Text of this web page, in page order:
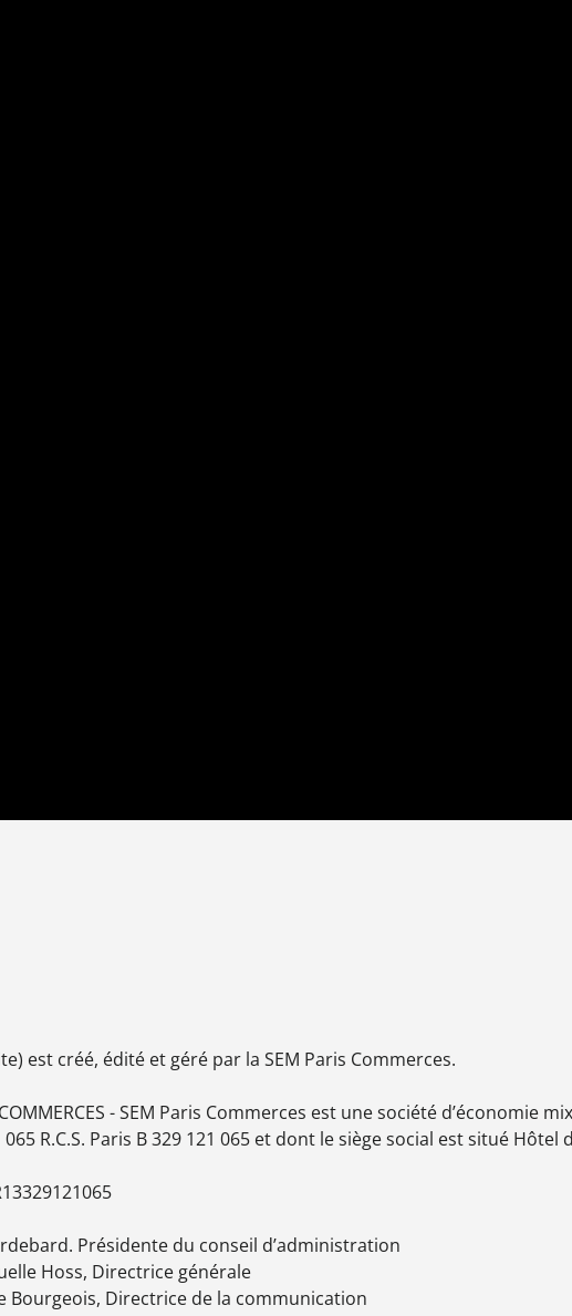
est créé, édité et géré par la SEM Paris Commerces.
COMMERCES - SEM Paris Commerces est une société
R.C.S. Paris B 329 121 065 et dont le siège social est situé
Présidente du conseil d’administration
Hoss, Directrice générale
Bourgeois, Directrice de la communication